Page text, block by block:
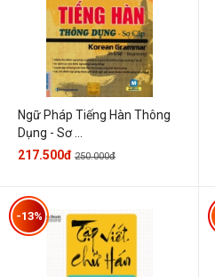
Ngữ Pháp Tiếng Hàn Thông
Dụng - Sơ ...
217.500đ 250.000đ
-13%